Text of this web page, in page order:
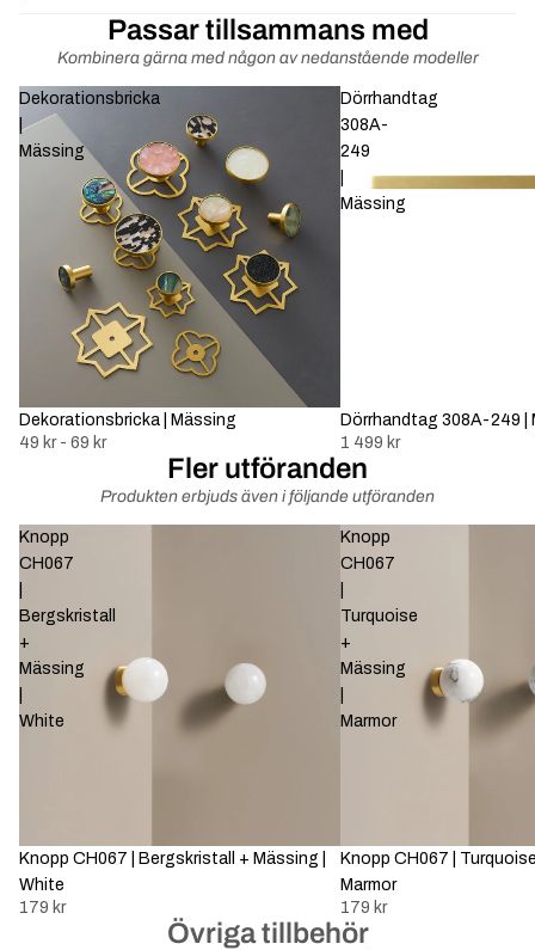
Passar tillsammans med
Kombinera gärna med någon av nedanstående modeller
Dekorationsbricka
|
Mässing
Dekorationsbricka | Mässing
49 kr - 69 kr
Dörrhandtag
308A-
249
Mässing
Dörrhandtag 308A-249 |
1 499 kr
Fler utföranden
Produkten erbjuds även i följande utföranden
Knopp
CH067
Bergskristall
+
Mässing
White
Knopp CH067 | Bergskristall + Mässing |
White
179 kr
Knopp
CH067
Turquoise
+
Mässing
Marmor
Knopp CH067 |
Marmor
179 kr
Övriga tillbehör